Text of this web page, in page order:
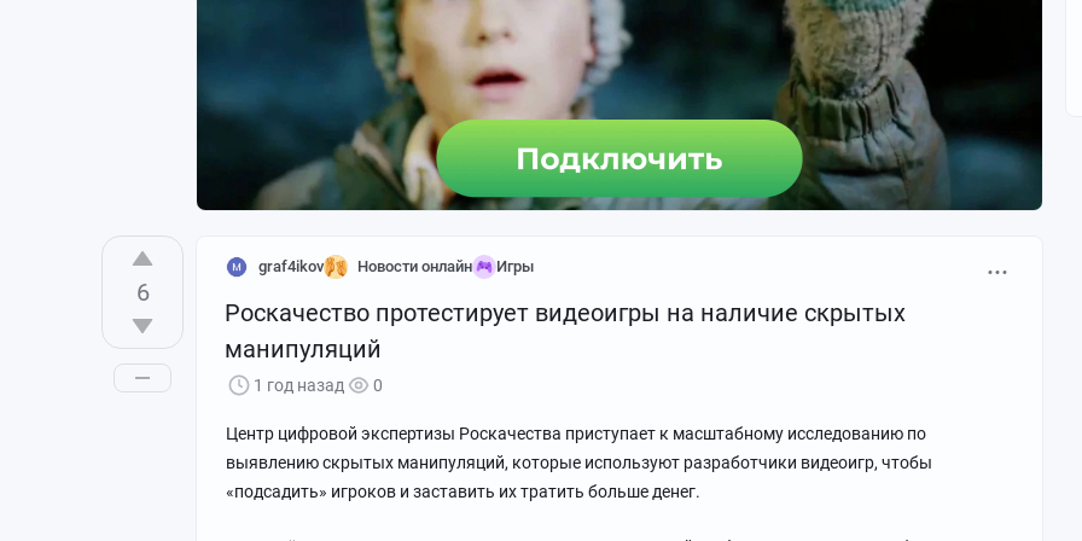
6
graf4ikov Новости онлайн Игры
Роскачество протестирует видеоигры на наличие скрытых
манипуляций
1 год назад 0
Центр цифровой экспертизы Роскачества приступает к масштабному исследованию по
выявлению скрытых манипуляций, которые используют разработчики видеоигр, чтобы
«подсадить» игроков и заставить их тратить больше денег.